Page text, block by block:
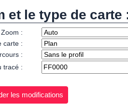
et le type de carte
Zoom :
carte :
:
tracé :
Valider les modifications